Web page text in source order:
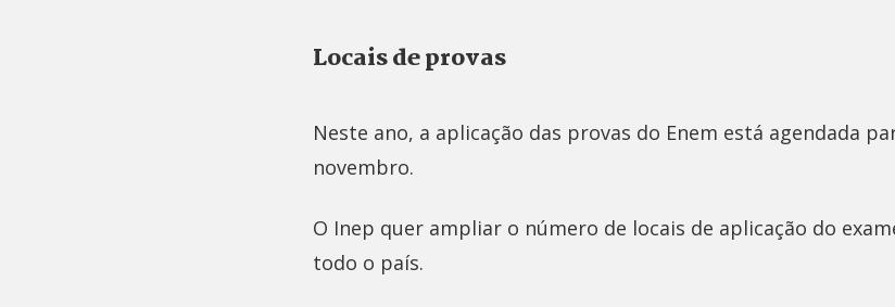
Locais de provas
Neste ano, a aplicação das provas do Enem está agendada
novembro.
O Inep quer ampliar o número de locais de aplicação do
todo o país.